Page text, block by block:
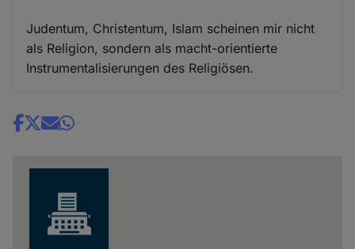
Judentum, Christentum, Islam scheinen mir nicht
als Religion, sondern als macht-orientierte
Instrumentalisierungen des Religiösen.
Share